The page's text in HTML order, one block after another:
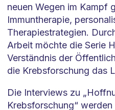
neuen Wegen im Kampf
Immuntherapie,
Therapiestrategien.
Arbeit möchte die Serie
Verständnis der
die Krebsforschung das
Die Interviews zu
Krebsforschung“